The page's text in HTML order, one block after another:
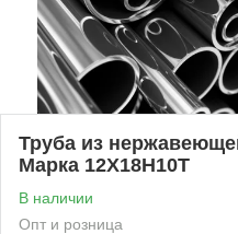
Труба из
Марка 12Х18Н10Т
В наличии
Опт и розница